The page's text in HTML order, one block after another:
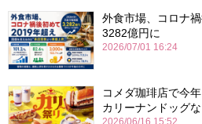
外食市場、コロナ
3282億円に
2026/07/01 16:24
コメダ珈琲店で今
カリーナンドッグ